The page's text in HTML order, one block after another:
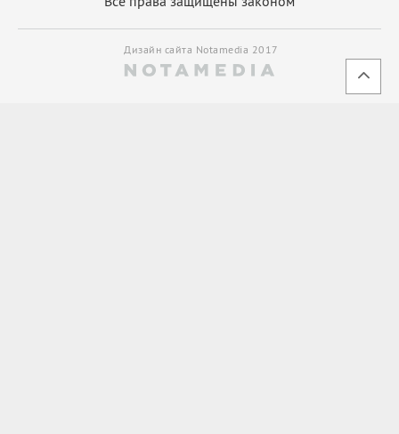
Дизайн сайта Notamedia 2017